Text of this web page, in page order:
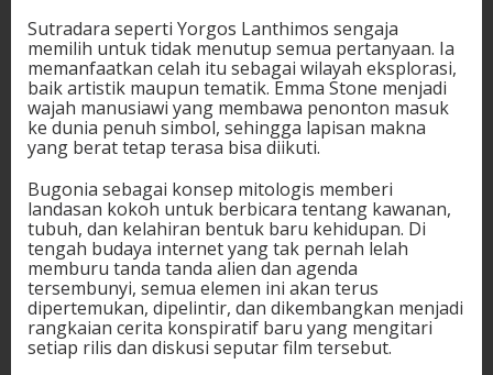
Sutradara seperti Yorgos Lanthimos sengaja
memilih untuk tidak menutup semua pertanyaan. Ia
memanfaatkan celah itu sebagai wilayah eksplorasi,
baik artistik maupun tematik. Emma Stone menjadi
wajah manusiawi yang membawa penonton masuk
ke dunia penuh simbol, sehingga lapisan makna
yang berat tetap terasa bisa diikuti.
Bugonia sebagai konsep mitologis memberi
landasan kokoh untuk berbicara tentang kawanan,
tubuh, dan kelahiran bentuk baru kehidupan. Di
tengah budaya internet yang tak pernah lelah
memburu tanda tanda alien dan agenda
tersembunyi, semua elemen ini akan terus
dipertemukan, dipelintir, dan dikembangkan menjadi
rangkaian cerita konspiratif baru yang mengitari
setiap rilis dan diskusi seputar film tersebut.